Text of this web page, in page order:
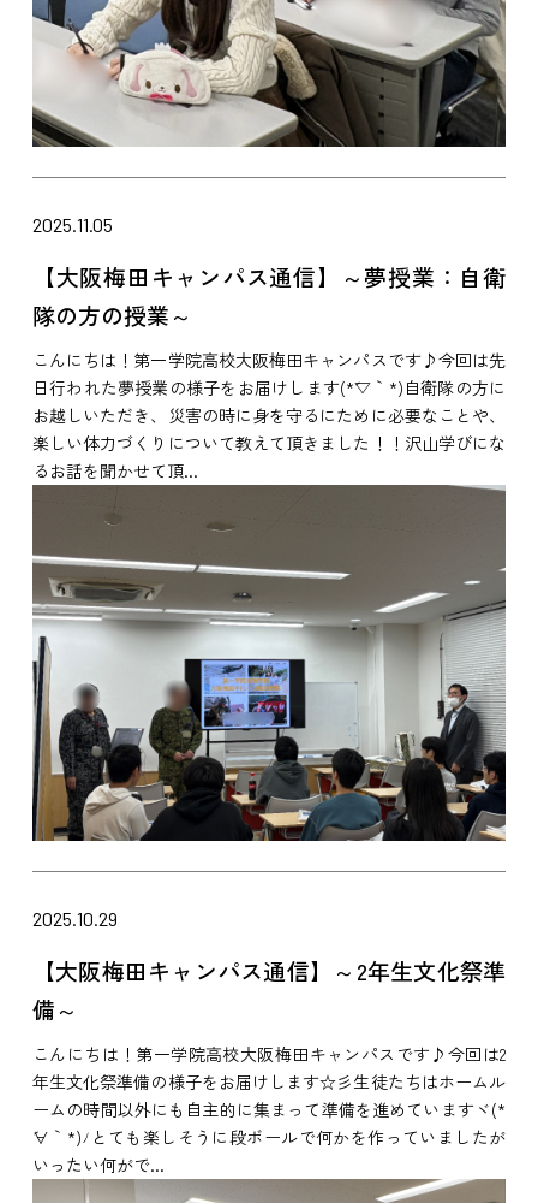
2025.11.05
【大阪梅田キャンパス通信】～夢授業：自衛
隊の方の授業～
こんにちは！第一学院高校大阪梅田キャンパスです♪今回は先
日行われた夢授業の様子をお届けします(*´▽｀*)自衛隊の方に
お越しいただき、災害の時に身を守るにために必要なことや、
楽しい体力づくりについて教えて頂きました！！沢山学びにな
るお話を聞かせて頂...
2025.10.29
【大阪梅田キャンパス通信】～2年生文化祭準
備～
こんにちは！第一学院高校大阪梅田キャンパスです♪今回は2
年生文化祭準備の様子をお届けします☆彡生徒たちはホームル
ームの時間以外にも自主的に集まって準備を進めていますヾ(*
´∀｀*)ﾉとても楽しそうに段ボールで何かを作っていましたが
いったい何がで...